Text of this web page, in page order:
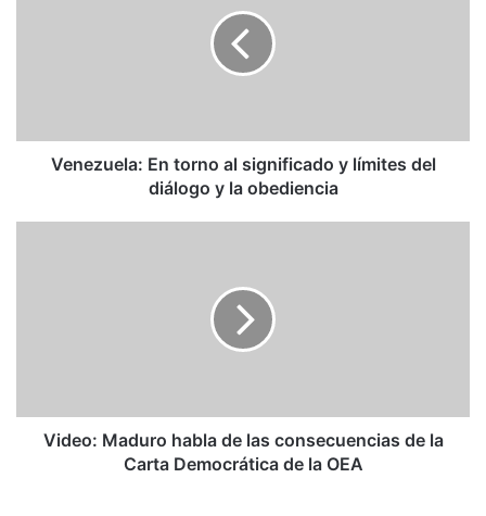
diálogo
Venezuela: En torno al significado y límites del
diálogo y la obediencia
Carta
Democrática
Video: Maduro habla de las consecuencias de la
Carta Democrática de la OEA